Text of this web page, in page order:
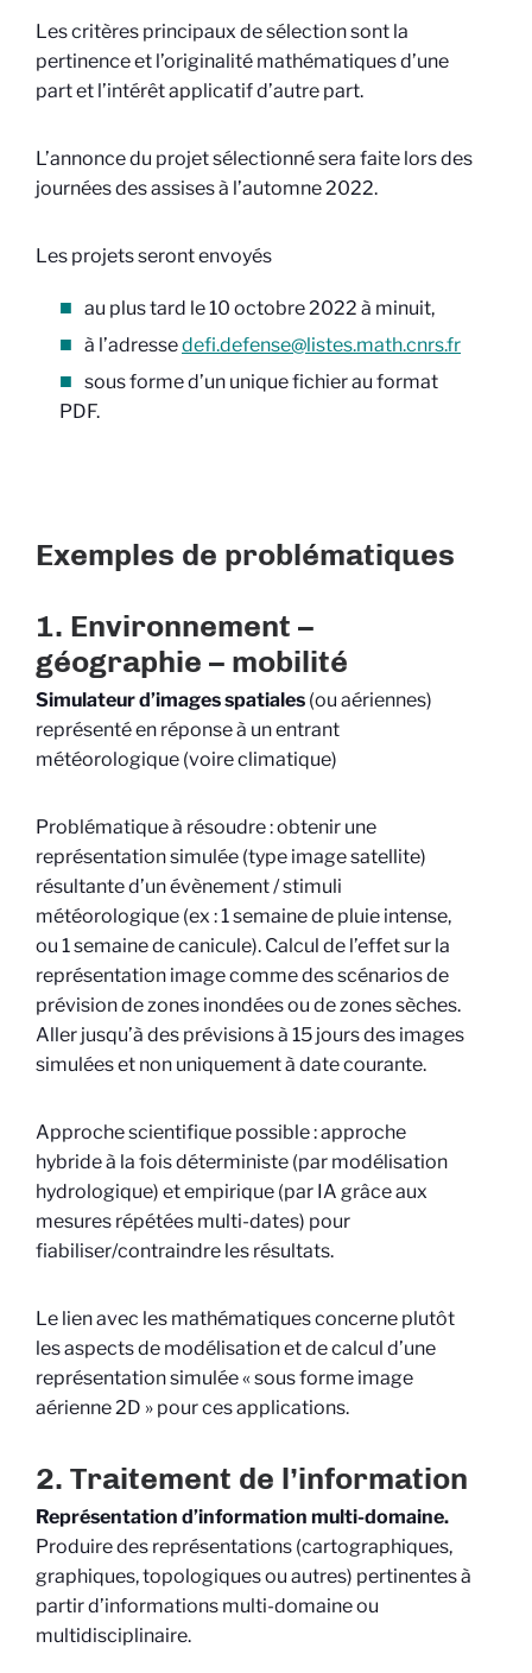
Les critères principaux de sélection sont la
pertinence et l’originalité mathématiques d’une
part et l’intérêt applicatif d’autre part.
L’annonce du projet sélectionné sera faite lors des
journées des assises à l’automne 2022.
Les projets seront envoyés
au plus tard le 10 octobre 2022 à minuit,
à l’adressedefi.defense@listes.math.cnrs.fr
sous forme d’un unique fichier au format
PDF.
Exemples de problématiques
1. Environnement –
géographie – mobilité
Simulateur d’images spatiales (ou aériennes)
représenté en réponse à un entrant
météorologique (voire climatique)
Problématique à résoudre : obtenir une
représentation simulée (type image satellite)
résultante d’un évènement / stimuli
météorologique (ex : 1 semaine de pluie intense,
ou 1 semaine de canicule). Calcul de l’effet sur la
représentation image comme des scénarios de
prévision de zones inondées ou de zones sèches.
Aller jusqu’à des prévisions à 15 jours des images
simulées et non uniquement à date courante.
Approche scientifique possible : approche
hybride à la fois déterministe (par modélisation
hydrologique) et empirique (par IA grâce aux
mesures répétées multi-dates) pour
fiabiliser/contraindre les résultats.
Le lien avec les mathématiques concerne plutôt
les aspects de modélisation et de calcul d’une
représentation simulée « sous forme image
aérienne 2D » pour ces applications.
2. Traitement de l’information
Représentation d’information multi-domaine.
Produire des représentations (cartographiques,
graphiques, topologiques ou autres) pertinentes à
partir d’informations multi-domaine ou
multidisciplinaire.